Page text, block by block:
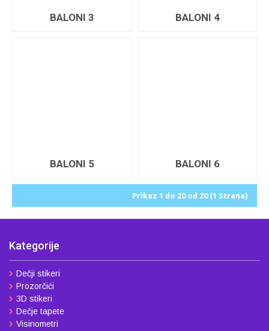
BALONI 3 BALONI 4
BALONI 5 BALONI 6
Prikaz 1 do 20 od 20 (1 Strana)
Kategorije
Dečji stikeri
Prozorčići
3D stikeri
Dečje tapete
Visinometri